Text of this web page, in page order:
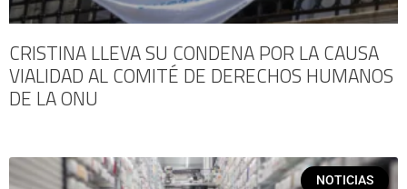
CRISTINA LLEVA SU CONDENA POR LA CAUSA
VIALIDAD AL COMITÉ DE DERECHOS HUMANOS
DE LA ONU
NOTICIAS